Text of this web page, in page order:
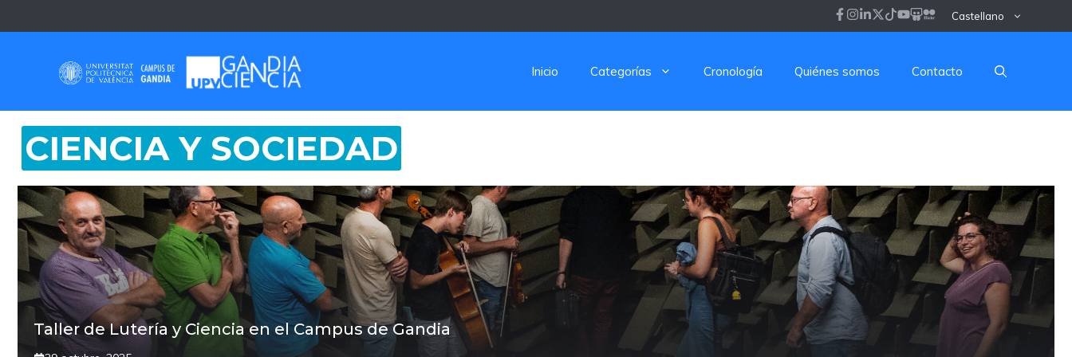
al
Castellano
Inicio Categorías Cronología Quiénes somos Contacto
CIENCIA Y SOCIEDAD
Taller de Lutería y Ciencia en el Campus de Gandia